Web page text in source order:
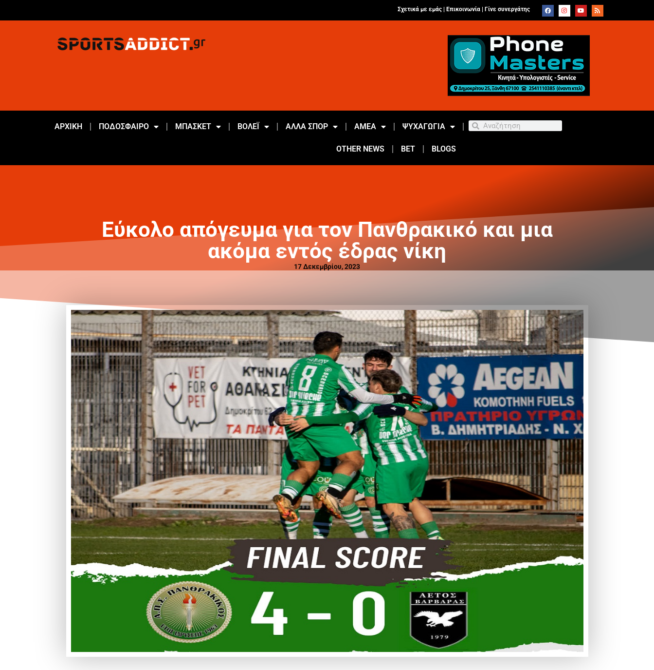
Σχετικά με εμάς | Επικοινωνία Γίνε συνεργάτης
ΑΡΧΙΚΗ ΠΟΔΟΣΦΑΙΡΟ ΜΠΑΣΚΕΤ ΒΟΛΕΪ ΑΛΛΑ ΣΠΟΡ ΑΜΕΑ ΨΥΧΑΓΩΓΙΑ
OTHER NEWS BET BLOGS
Εύκολο απόγευμα για τον Πανθρακικό και μια
ακόμα εντός έδρας νίκη
17 Δεκεμβρίου, 2023